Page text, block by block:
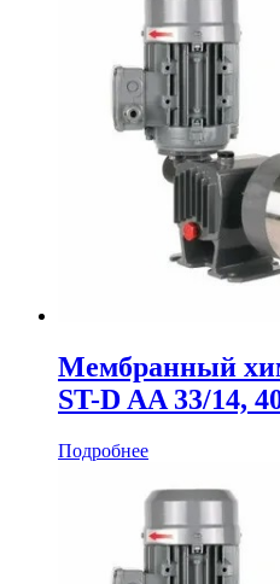
Мембранный
ST-D AA 33/14,
Подробнее